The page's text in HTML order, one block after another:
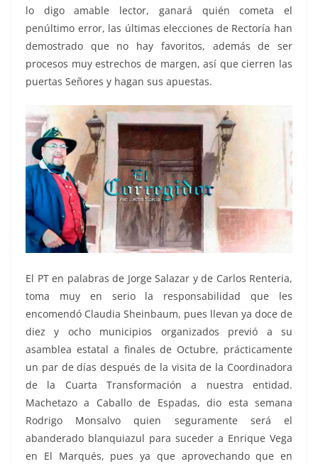
lo digo amable lector, ganará quién cometa el
penúltimo error, las últimas elecciones de Rectoría han
demostrado que no hay favoritos, además de ser
procesos muy estrechos de margen, así que cierren las
puertas Señores y hagan sus apuestas.
El PT en palabras de Jorge Salazar y de Carlos Renteria,
toma muy en serio la responsabilidad que les
encomendó Claudia Sheinbaum, pues llevan ya doce de
diez y ocho municipios organizados previó a su
asamblea estatal a finales de Octubre, prácticamente
un par de días después de la visita de la Coordinadora
de la Cuarta Transformación a nuestra entidad.
Machetazo a Caballo de Espadas, dio esta semana
Rodrigo Monsalvo quien seguramente será el
abanderado blanquiazul para suceder a Enrique Vega
en El Marqués, pues ya que aprovechando que en